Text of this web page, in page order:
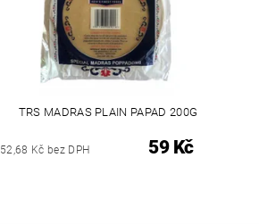
TRS MADRAS PLAIN PAPAD 200G
52,68 Kč bez DPH 59 Kč